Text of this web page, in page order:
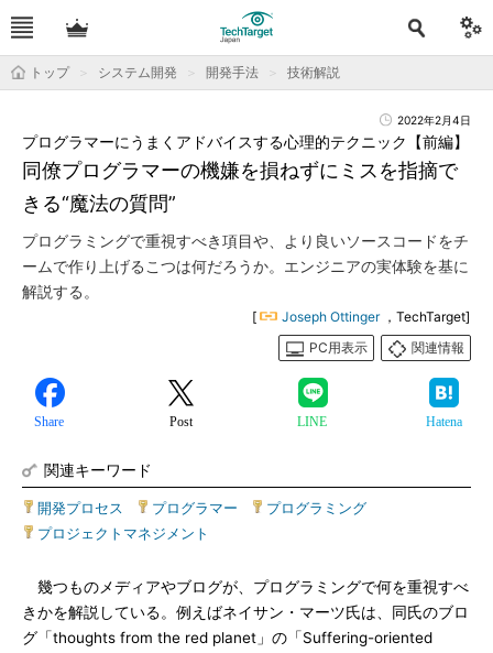
トップ システム開発 開発手法 技術解説
2022年2月4日
同僚プログラマーの機嫌を損ねずにミスを指摘で
きる“魔法の質問”
プログラマーにうまくアドバイスする心理的テクニック【前編】
プログラミングで重視すべき項目や、より良いソースコードをチ
ームで作り上げるこつは何だろうか。エンジニアの実体験を基に
解説する。
[ Joseph Ottinger ，TechTarget]
PC用表示
関連情報
Share Post LINE Hatena
関連キーワード
開発プロセス プログラマー プログラミング
プロジェクトマネジメント
幾つものメディアやブログが、プログラミングで何を重視すべ
きかを解説している。例えばネイサン・マーツ氏は、同氏のブロ
グ「thoughts from the red planet」の「Suffering-oriented